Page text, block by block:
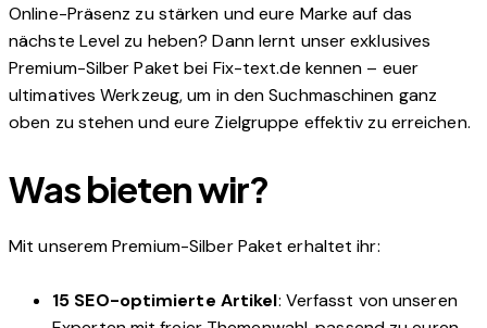
Online-Präsenz zu stärken und eure Marke auf das
nächste Level zu heben? Dann lernt unser exklusives
Premium-Silber Paket bei Fix-text.de kennen – euer
ultimatives Werkzeug, um in den Suchmaschinen ganz
oben zu stehen und eure Zielgruppe effektiv zu erreichen.
Was bieten wir?
Mit unserem Premium-Silber Paket erhaltet ihr:
15 SEO-optimierte Artikel: Verfasst von unseren